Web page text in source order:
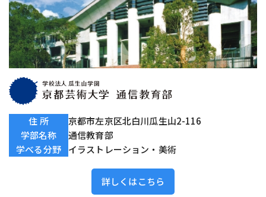
住 所
京都市左京区北白川瓜生山2-116
学部名称
通信教育部
学べる分野
イラストレーション・美術
詳しくはこちら